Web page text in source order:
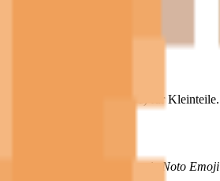
3 Jahren geeignet.
(EN 71-1) für Kleinteile.
inspired by the iconic Google Noto Emoji